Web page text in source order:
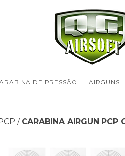
DE PRESSÃO AIRGUNS
/ CARABINA AIRGUN PCP